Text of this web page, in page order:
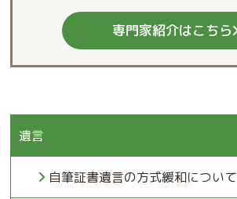
専門家紹介はこちら
遺言
自筆証書遺言の方式緩和について